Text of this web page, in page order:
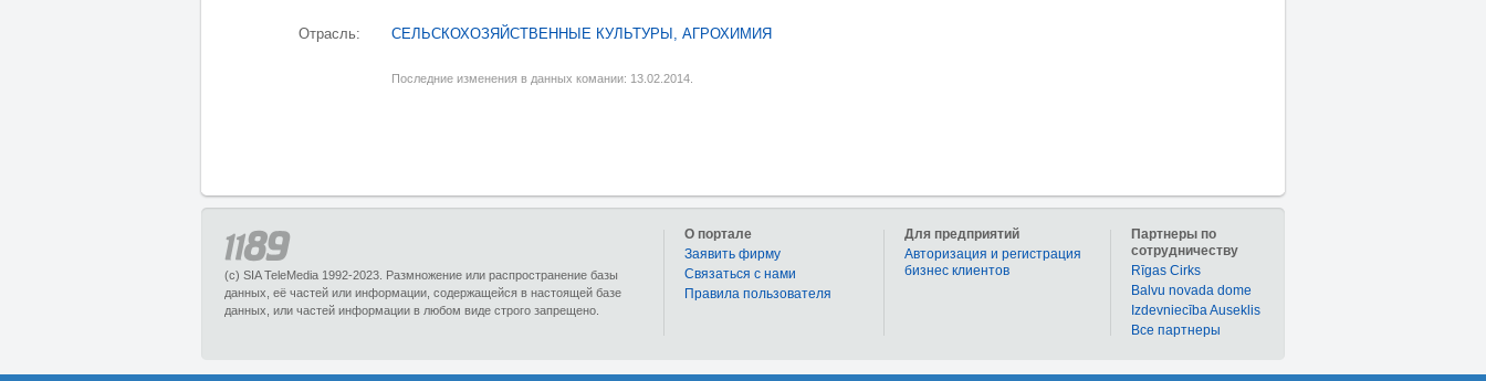
Отрасль: СЕЛЬСКОХОЗЯЙСТВЕННЫЕ КУЛЬТУРЫ, АГРОХИМИЯ
Последние изменения в данных комании: 13.02.2014.
(c) SIA TeleMedia 1992-2023. Размножение или распространение базы
данных, её частей или информации, содержащейся в настоящей базе
данных, или частей информации в любом виде строго запрещено.
Партнеры по
сотрудничеству
Rīgas Cirks
Balvu novada dome
Izdevniecība Auseklis
Bce партнеры
Для предприятий
Авторизация и регистрация
бизнес клиентов
О портале
Заявить фирму
Связаться с нами
Правила пользователя